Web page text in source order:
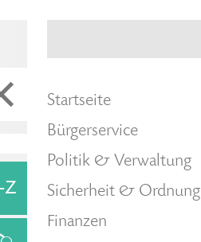
Startseite
Bürgerservice
Politik & Verwaltung
Sicherheit & Ordnung
Finanzen